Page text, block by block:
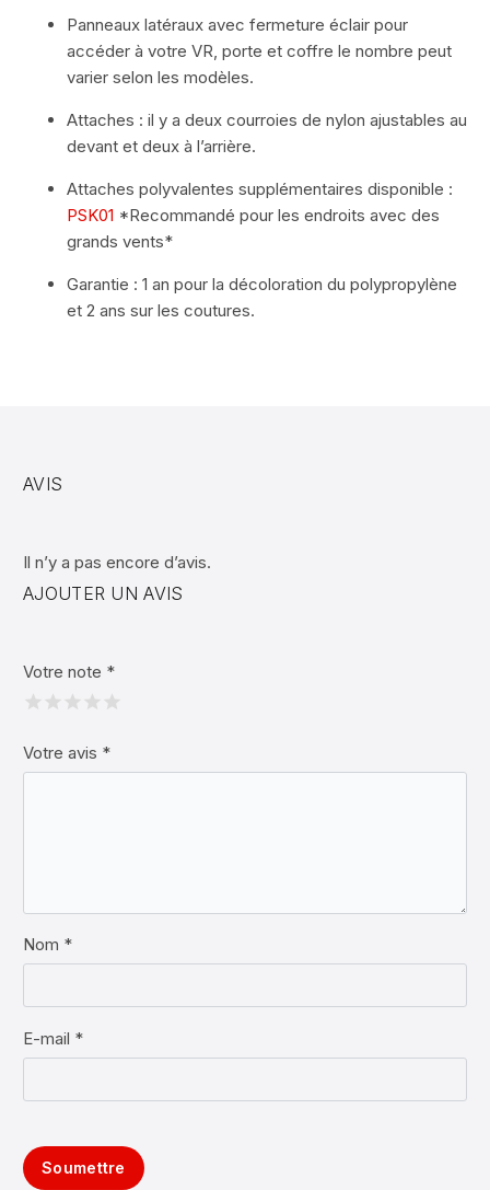
Panneaux latéraux avec fermeture éclair pour
accéder à votre VR, porte et coffre le nombre peut
varier selon les modèles.
Attaches : il y a deux courroies de nylon ajustables au
devant et deux à l’arrière.
Attaches polyvalentes supplémentaires disponible :
PSK01 *Recommandé pour les endroits avec des
grands vents*
Garantie : 1 an pour la décoloration du polypropylène
et 2 ans sur les coutures.
AVIS
Il n’y a pas encore d’avis.
AJOUTER UN AVIS
Votre note *
Votre avis *
Nom *
E-mail *
Soumettre